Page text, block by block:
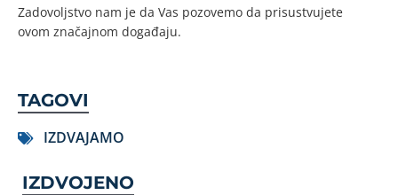
Zadovoljstvo nam je da Vas pozovemo da prisustvujete
ovom značajnom događaju.
TAGOVI
IZDVAJAMO
IZDVOJENO